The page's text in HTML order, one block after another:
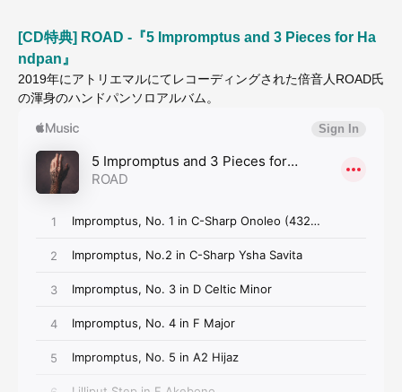
[CD特典] ROAD -『5 Impromptus and 3 Pieces for Ha
ndpan』
2019年にアトリエマルにてレコーディングされた倍音人ROAD氏
の渾身のハンドパンソロアルバム。